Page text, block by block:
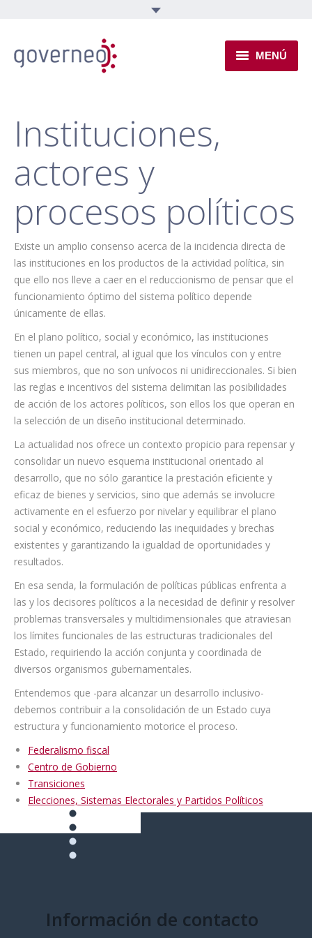
MENÚ
EJES TEMÁTICOS
Instituciones,
actores y
procesos políticos
Existe un amplio consenso acerca de la incidencia directa de
las instituciones en los productos de la actividad política, sin
que ello nos lleve a caer en el reduccionismo de pensar que el
funcionamiento óptimo del sistema político depende
únicamente de ellas.
En el plano político, social y económico, las instituciones
tienen un papel central, al igual que los vínculos con y entre
sus miembros, que no son unívocos ni unidireccionales. Si bien
las reglas e incentivos del sistema delimitan las posibilidades
de acción de los actores políticos, son ellos los que operan en
la selección de un diseño institucional determinado.
La actualidad nos ofrece un contexto propicio para repensar y
consolidar un nuevo esquema institucional orientado al
desarrollo, que no sólo garantice la prestación eficiente y
eficaz de bienes y servicios, sino que además se involucre
activamente en el esfuerzo por nivelar y equilibrar el plano
social y económico, reduciendo las inequidades y brechas
existentes y garantizando la igualdad de oportunidades y
resultados.
En esa senda, la formulación de políticas públicas enfrenta a
las y los decisores políticos a la necesidad de definir y resolver
problemas transversales y multidimensionales que atraviesan
los límites funcionales de las estructuras tradicionales del
Estado, requiriendo la acción conjunta y coordinada de
diversos organismos gubernamentales.
Entendemos que -para alcanzar un desarrollo inclusivo-
debemos contribuir a la consolidación de un Estado cuya
estructura y funcionamiento motorice el proceso.
Federalismo fiscal
Centro de Gobierno
Transiciones
Elecciones, Sistemas Electorales y Partidos Políticos
Información de contacto